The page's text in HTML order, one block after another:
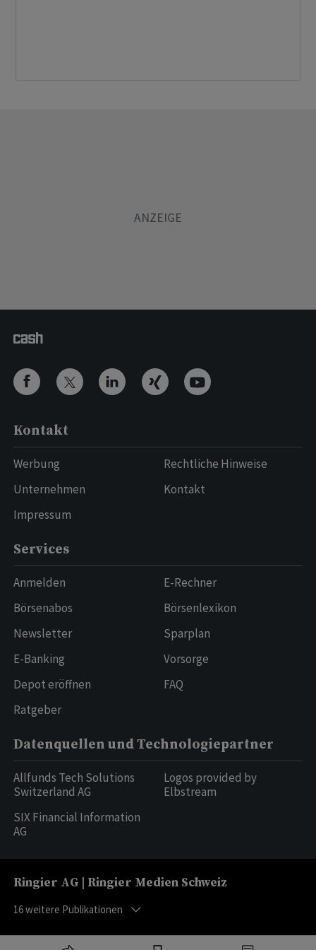
Kontakt
Werbung
Unternehmen
Impressum
Rechtliche Hinweise
Kontakt
Services
Anmelden
Börsenabos
Newsletter
E-Banking
Depot eröffnen
Ratgeber
E-Rechner
Börsenlexikon
Sparplan
Vorsorge
FAQ
Datenquellen und Technologiepartner
Allfunds Tech Solutions
Switzerland AG
SIX Financial Information
AG
Logos provided by
Elbstream
Ringier AG | Ringier Medien Schweiz
16weitere Publikationen